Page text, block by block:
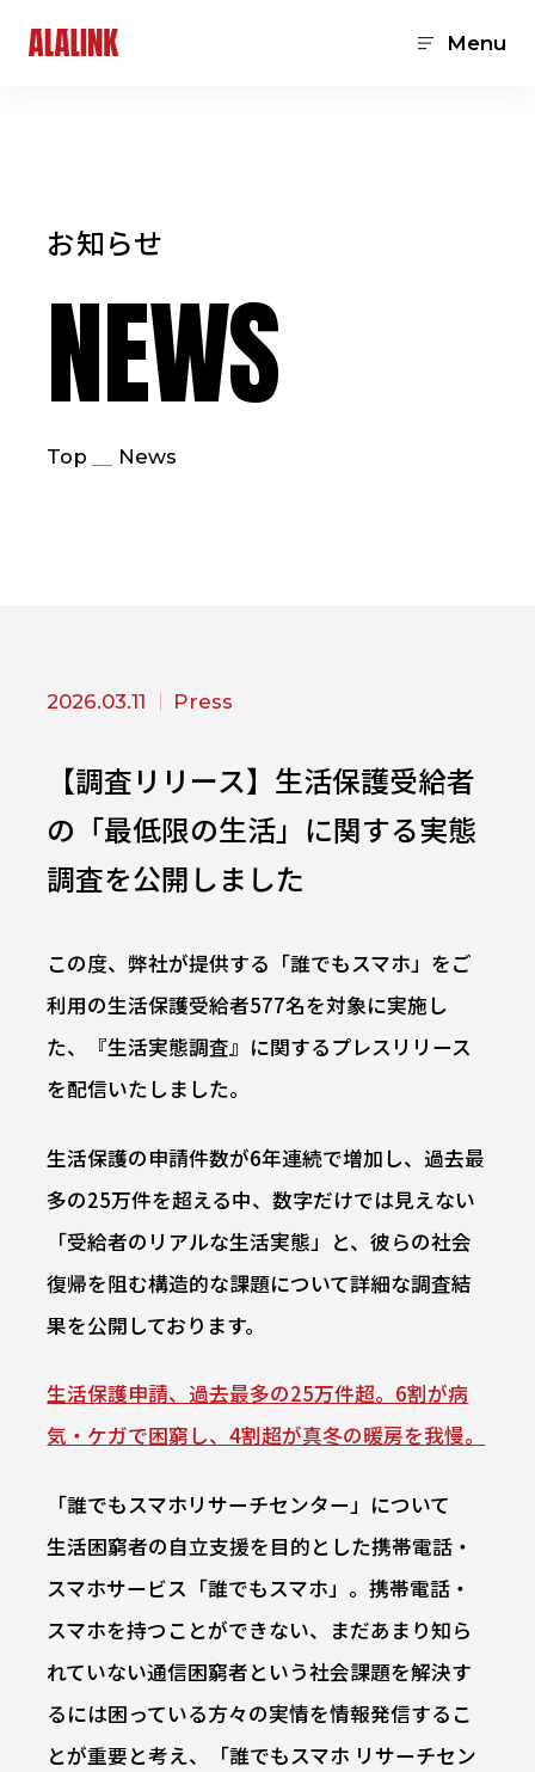
Menu
お知らせ
NEWS
Top News
2026.03.11 Press
【調査リリース】生活保護受給者
の「最低限の生活」に関する実態
調査を公開しました
この度、弊社が提供する「誰でもスマホ」をご
利用の生活保護受給者577名を対象に実施し
た、『生活実態調査』に関するプレスリリース
を配信いたしました。
生活保護の申請件数が6年連続で増加し、過去最
多の25万件を超える中、数字だけでは見えない
「受給者のリアルな生活実態」と、彼らの社会
復帰を阻む構造的な課題について詳細な調査結
果を公開しております。
生活保護申請、過去最多の25万件超。6割が病
気・ケガで困窮し、4割超が真冬の暖房を我慢。
「誰でもスマホリサーチセンター」について
生活困窮者の自立支援を目的とした携帯電話・
スマホサービス「誰でもスマホ」。携帯電話・
スマホを持つことができない、まだあまり知ら
れていない通信困窮者という社会課題を解決す
るには困っている方々の実情を情報発信するこ
とが重要と考え、「誰でもスマホ リサーチセン